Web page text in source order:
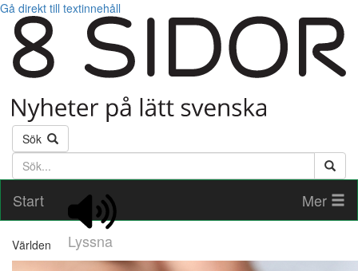
Gå direkt till textinnehåll
Sök
Söktext
Start
Lyssna
Mer
Världen